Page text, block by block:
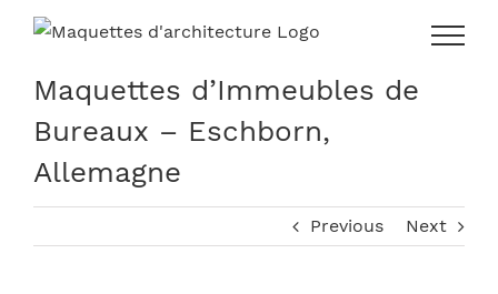
Skip
contentMaquettes d’Immeubles de
Bureaux – Eschborn,
Allemagne
Previous Next